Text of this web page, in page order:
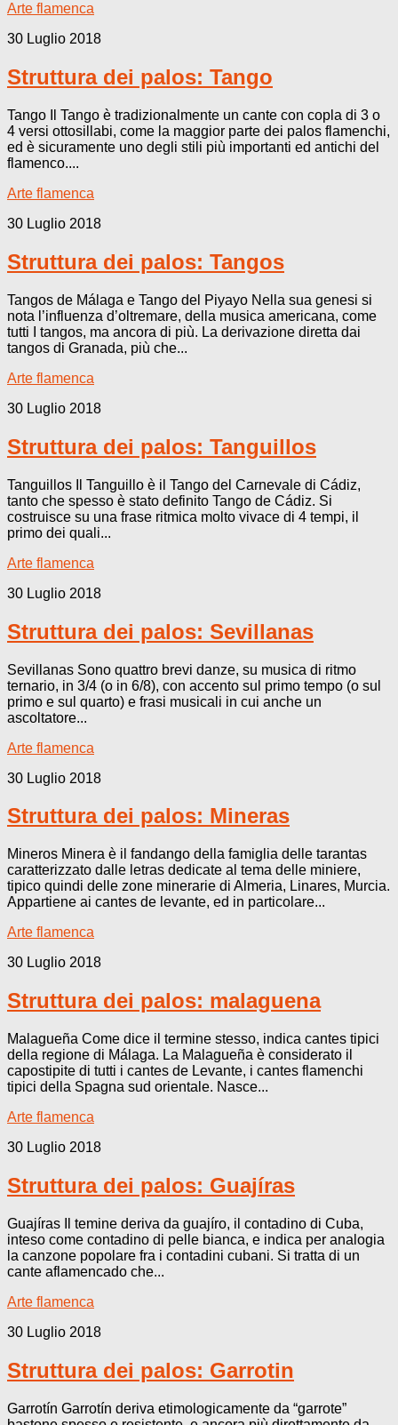
Arte flamenca
30 Luglio 2018
Struttura dei palos: Tango
Tango Il Tango è tradizionalmente un cante con copla di 3 o
4 versi ottosillabi, come la maggior parte dei palos flamenchi,
ed è sicuramente uno degli stili più importanti ed antichi del
flamenco....
Arte flamenca
30 Luglio 2018
Struttura dei palos: Tangos
Tangos de Málaga e Tango del Piyayo Nella sua genesi si
nota l’influenza d’oltremare, della musica americana, come
tutti I tangos, ma ancora di più. La derivazione diretta dai
tangos di Granada, più che...
Arte flamenca
30 Luglio 2018
Struttura dei palos: Tanguillos
Tanguillos Il Tanguillo è il Tango del Carnevale di Cádiz,
tanto che spesso è stato definito Tango de Cádiz. Si
costruisce su una frase ritmica molto vivace di 4 tempi, il
primo dei quali...
Arte flamenca
30 Luglio 2018
Struttura dei palos: Sevillanas
Sevillanas Sono quattro brevi danze, su musica di ritmo
ternario, in 3/4 (o in 6/8), con accento sul primo tempo (o sul
primo e sul quarto) e frasi musicali in cui anche un
ascoltatore...
Arte flamenca
30 Luglio 2018
Struttura dei palos: Mineras
Mineros Minera è il fandango della famiglia delle tarantas
caratterizzato dalle letras dedicate al tema delle miniere,
tipico quindi delle zone minerarie di Almeria, Linares, Murcia.
Appartiene ai cantes de levante, ed in particolare...
Arte flamenca
30 Luglio 2018
Struttura dei palos: malaguena
Malagueña Come dice il termine stesso, indica cantes tipici
della regione di Málaga. La Malagueña è considerato il
capostipite di tutti i cantes de Levante, i cantes flamenchi
tipici della Spagna sud orientale. Nasce...
Arte flamenca
30 Luglio 2018
Struttura dei palos: Guajíras
Guajíras Il temine deriva da guajíro, il contadino di Cuba,
inteso come contadino di pelle bianca, e indica per analogia
la canzone popolare fra i contadini cubani. Si tratta di un
cante aflamencado che...
Arte flamenca
30 Luglio 2018
Struttura dei palos: Garrotin
Garrotín Garrotín deriva etimologicamente da “garrote”